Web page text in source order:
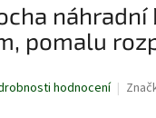
náhradní
pomalu
hodnocení